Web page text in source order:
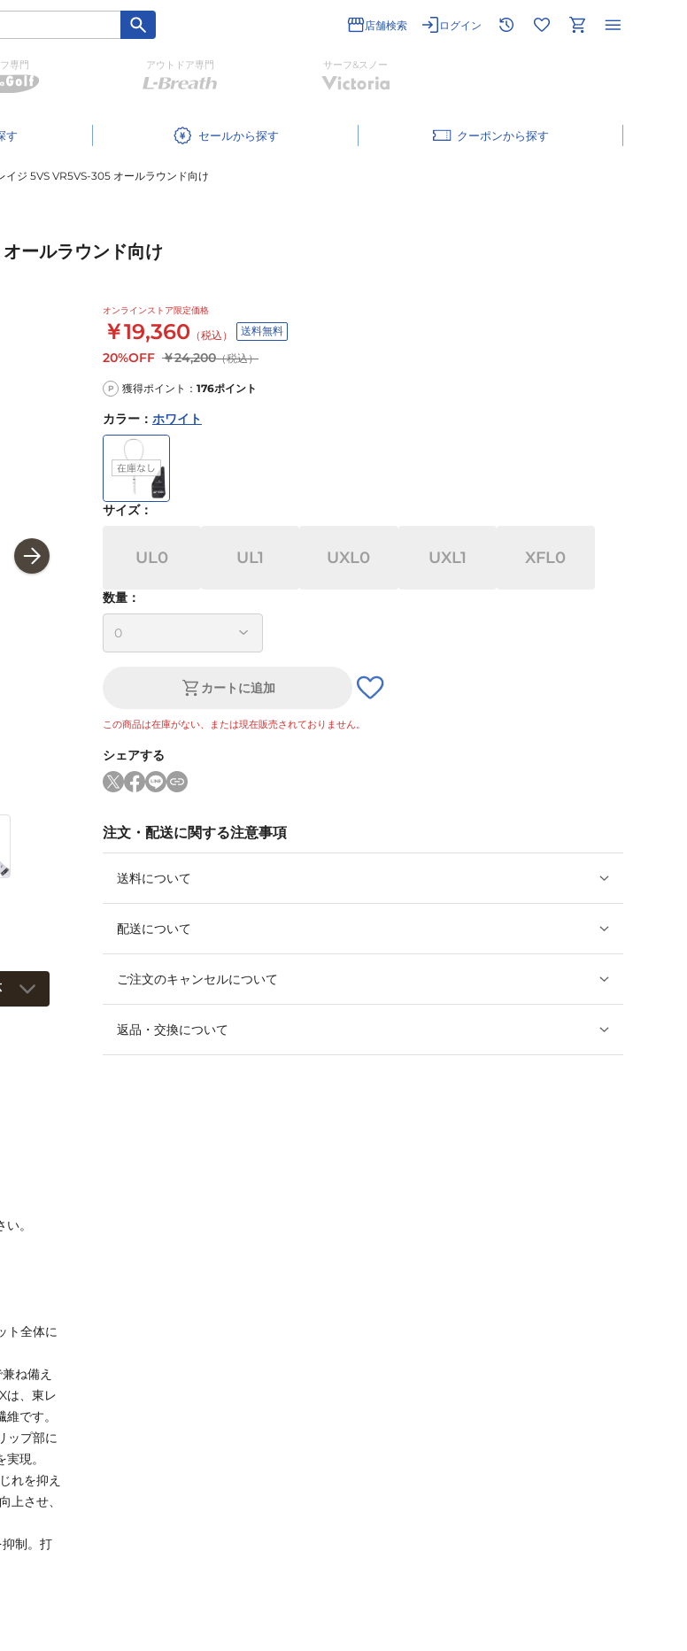
店舗検索 ログイン
専門 アウトドア専門 サーフ&スノー
セール クーポン
イジ 5VS VR5VS-305 オールラウンド向け
ールラウンド向け
オンラインストア限定価格
￥19,360 （税込） 送料無料
20%OFF ￥24,200（税込）
P 獲得ポイント： 176ポイント
カラー ： ホワイト
サイズ：
UL0 UL1 UXL0 UXL1 XFL0
数量：
カートに追加
この商品は在庫がない、または現在販売されておりません。
シェアする
注文・配送に関する注意事項
送料について
配送について
ご注文のキャンセルについて
返品・交換について
。
ト全体に
ね備え
は、東レ
です。
ップ部に
現。
れを抑え
上させ、
制。打